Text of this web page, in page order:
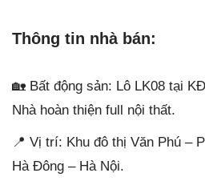
Thông tin nhà bán:
🏡 Bất động sản: Lô LK08 tại
Nhà hoàn thiện full nội thất.
📍 Vị trí: Khu đô thị Văn Phú –
Hà Đông – Hà Nội.